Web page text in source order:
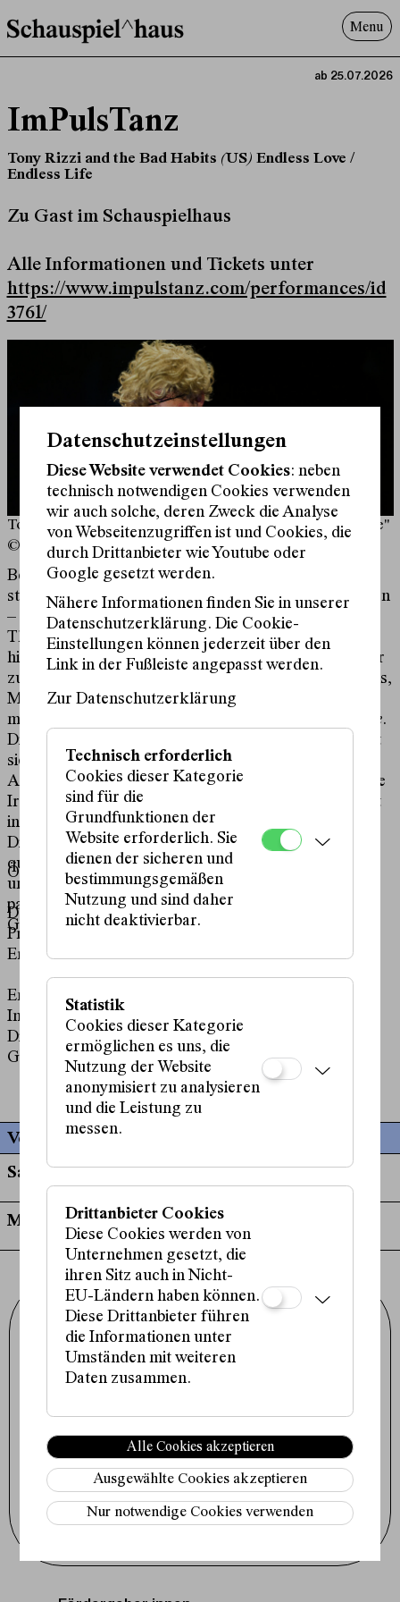
Menu
Programm
Besuch
ab 25.07.2026
ImPulsTanz
Tony Rizzi and the Bad Habits (US) Endless Love /
Endless Life
Zu Gast im Schauspielhaus
Alle Informationen und Tickets unter
https://www.impulstanz.com/performances/id
3761/
Tony Rizzi and the Bad Habits "Endless Love/Endless Life"
© Maciej Rusinek
Befreit lachen, mitfühlen und nachdenklich werden,
starken Emotionen auf der breiten Leinwand begegnen
– so ist das Leben im Kinosaal. Und so ist es auch im
Theater bei dieser Hommage an das Kino der
hinreißenden Erregungen. Tony Rizzi liebt große oder
zumindest vergrößerte Filmmadonnen wie Bette Davis,
Mae West und Judy Garland bis hin zu Louise Brooks
mit Bubikopf oder Brooke Shields in
Die blaue Lagune.
Diese lässt er auf der Bühne flimmern und verkörpert
sie im Team mit seinem Begleiter Manuel Gaubatz.
Allerdings – was sich liebt, das neckt sich – nicht ohne
Ironie gegenüber ihrem herrlichen Kitsch. Rizzi tanzt
in Erinnerung an künstliche Küsse, leidenschaftliche
Dialoge, glorreiche Kostüme und an den jungen,
queeren Tony, der einst jeden Samstag im Zauber
unzähliger Filme badete. Dazu findet er immer die
passenden Worte und Gesten samt Glitzer und
Glamour.
Österreichische Erstaufführung
Dauer: 75 Min
Preise:
Ermäßigt:17 / 23 Euro
Empfohlen ab 18 Jahren.
In englischer Sprache.
Diese Performance enthält explizite Inhalte und laute
Geräusche.
Vergangene Termine
Sa, 25. Juli, 21:00 Uhr
Mo, 27. Juli, 21:00 Uhr
Schauspielhaus Wien GmbH
Porzellangasse 19
1090 Wien
+43 1 317 01 01
office@schauspielhaus.at
Presse / Downloads
Instagram
Facebook
Tiktok
Newsletter abonnieren
Datenschutzeinstellungen
Diese Website verwendet Cookies: neben
technisch notwendigen Cookies verwenden
wir auch solche, deren Zweck die Analyse
von Webseitenzugriffen ist und Cookies, die
durch Drittanbieter wie Youtube oder
Google gesetzt werden.
Nähere Informationen finden Sie in unserer
Datenschutzerklärung. Die Cookie-
Einstellungen können jederzeit über den
Link in der Fußleiste angepasst werden.
Zur Datenschutzerklärung
Technisch erforderlich
Cookies dieser Kategorie
sind für die
Grundfunktionen der
Website erforderlich. Sie
dienen der sicheren und
bestimmungsgemäßen
Nutzung und sind daher
nicht deaktivierbar.
Statistik
Cookies dieser Kategorie
ermöglichen es uns, die
Nutzung der Website
anonymisiert zu analysieren
und die Leistung zu
messen.
Drittanbieter Cookies
Diese Cookies werden von
Unternehmen gesetzt, die
ihren Sitz auch in Nicht-
EU-Ländern haben können.
Diese Drittanbieter führen
die Informationen unter
Umständen mit weiteren
Daten zusammen.
Alle Cookies akzeptieren
Ausgewählte Cookies akzeptieren
Nur notwendige Cookies verwenden